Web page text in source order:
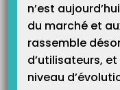
n’est
du marché et
rassemble
d’utilisateurs,
niveau